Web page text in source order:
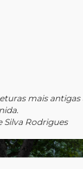
mais
Rodrigues